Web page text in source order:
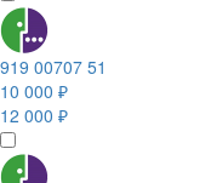
919 00707 51
10 000 ₽
12 000 ₽